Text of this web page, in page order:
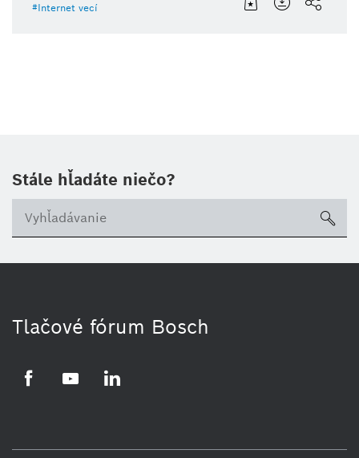
Internet vecí
Stále hľadáte niečo?
Tlačové fórum Bosch